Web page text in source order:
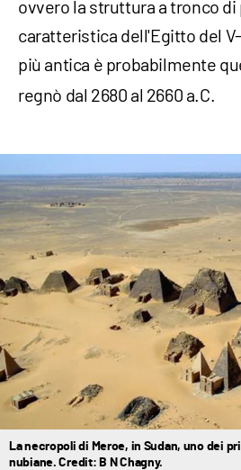
ovvero la struttura a tronco
caratteristica dell'Egitto del
più antica è probabilmente
regnò dal 2680 al 2660 a.C.
La necropoli di Meroe, in Sudan, uno dei
nubiane. Credit: B N Chagny.